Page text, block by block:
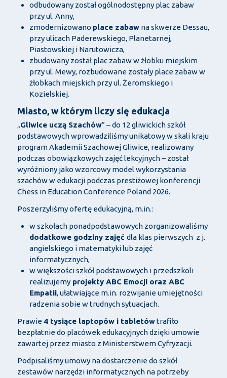
odbudowany został ogólnodostępny plac zabaw
przy ul. Anny,
zmodernizowano place zabawna skwerze Dessau,
przy ulicach Paderewskiego, Planetarnej,
Piastowskiej i Narutowicza,
zbudowany został plac zabaw w żłobku miejskim
przy ul. Mewy, rozbudowane zostały place zabaw w
żłobkach miejskich przy ul. Żeromskiego i
Kozielskiej.
Miasto, w którym liczy się edukacja
„Gliwice uczą Szachów” – do 12 gliwickich szkół
podstawowych wprowadziliśmy unikatowy w skali kraju
program Akademii Szachowej Gliwice, realizowany
podczas obowiązkowych zajęć lekcyjnych – został
wyróżniony jako wzorcowy model wykorzystania
szachów w edukacji podczas prestiżowej konferencji
Chess in Education Conference Poland 2026.
Poszerzyliśmy ofertę edukacyjną, m.in.:
w szkołach ponadpodstawowych zorganizowaliśmy
dodatkowe godziny zajęć dla klas pierwszych z j.
angielskiego i matematyki lub zajęć
informatycznych,
w większości szkół podstawowych i przedszkoli
realizujemyprojekty ABC Emocji oraz ABC
Empatii, ułatwiające m.in. rozwijanie umiejętności
radzenia sobie w trudnych sytuacjach.
Prawie 4 tysiące laptopów i tabletówtrafiło
bezpłatnie do placówek edukacyjnych dzięki umowie
zawartej przez miasto z Ministerstwem Cyfryzacji.
Podpisaliśmy umowy na dostarczenie do szkół
zestawów narzędzi informatycznych na potrzeby